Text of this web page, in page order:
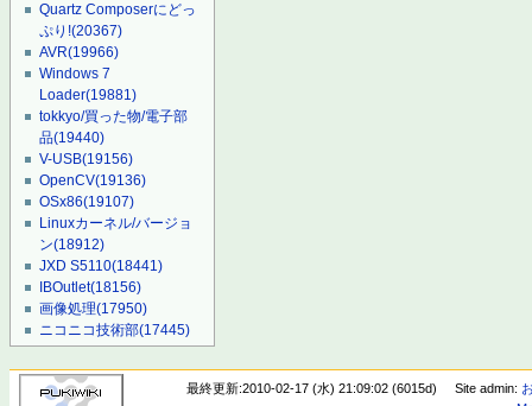
Quartz Composerにどっ
ぷり!(20367)
AVR(19966)
Windows 7
Loader(19881)
tokkyo/買った物/電子部
品(19440)
V-USB(19156)
OpenCV(19136)
OSx86(19107)
Linuxカーネル/バージョ
ン(18912)
JXD S5110(18441)
IBOutlet(18156)
画像処理(17950)
ニコニコ技術部(17445)
最終更新:2010-02-17 (水) 21:09:02 (6015d) Site admin: